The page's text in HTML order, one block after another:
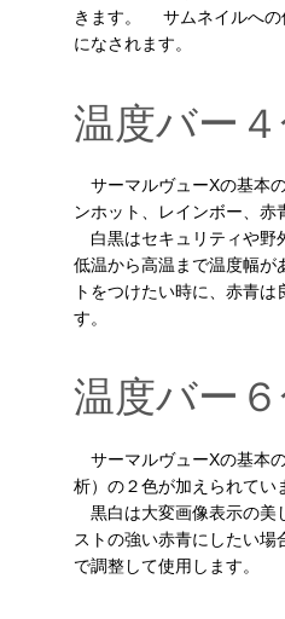
きます。 サムネイルへの
になされます。
温度バー
サーマルヴューXの基本
ンホット、レインボー、赤
白黒はセキュリティや野
低温から高温まで温度幅が
トをつけたい時に、赤青
す。
温度バー
サーマルヴューXの基本
析）の２色が加えられてい
黒白は大変画像表示の美
ストの強い赤青にしたい
で調整して使用します。